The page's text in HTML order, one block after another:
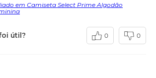
em Camiseta Select Prime Algodão
útil? 0 0